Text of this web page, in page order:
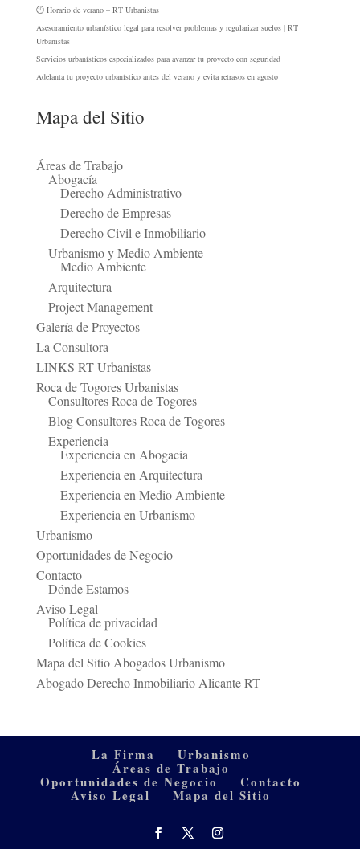
🕘 Horario de verano – RT Urbanistas
Asesoramiento urbanístico legal para resolver problemas y regularizar suelos | RT
Urbanistas
Servicios urbanísticos especializados para avanzar tu proyecto con seguridad
Adelanta tu proyecto urbanístico antes del verano y evita retrasos en agosto
Mapa del Sitio
Áreas de Trabajo
Abogacía
Derecho Administrativo
Derecho de Empresas
Derecho Civil e Inmobiliario
Urbanismo y Medio Ambiente
Medio Ambiente
Arquitectura
Project Management
Galería de Proyectos
La Consultora
LINKS RT Urbanistas
Roca de Togores Urbanistas
Consultores Roca de Togores
Blog Consultores Roca de Togores
Experiencia
Experiencia en Abogacía
Experiencia en Arquitectura
Experiencia en Medio Ambiente
Experiencia en Urbanismo
Urbanismo
Oportunidades de Negocio
Contacto
Dónde Estamos
Aviso Legal
Política de privacidad
Política de Cookies
Mapa del Sitio Abogados Urbanismo
Abogado Derecho Inmobiliario Alicante RT
La Firma Urbanismo
Áreas de Trabajo
Oportunidades de Negocio Contacto
Aviso Legal Mapa del Sitio